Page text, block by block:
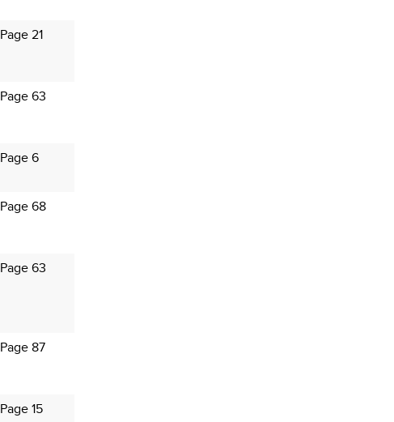
Page 21
Page 63
Page 6
Page 68
Page 63
Page 87
Page 15